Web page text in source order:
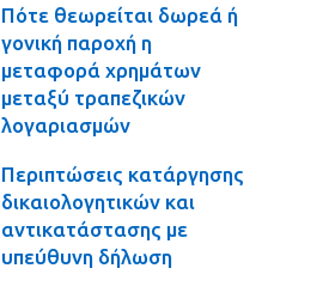
Πότε θεωρείται δωρεά ή
γονική παροχή η
μεταφορά χρημάτων
μεταξύ τραπεζικών
λογαριασμών
Περιπτώσεις κατάργησης
δικαιολογητικών και
αντικατάστασης με
υπεύθυνη δήλωση